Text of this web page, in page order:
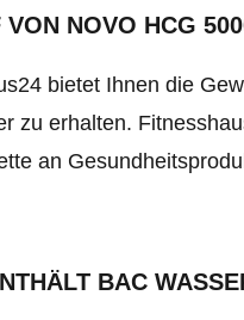
NOVO HCG
bietet Ihnen die
zu erhalten.
an
BAC